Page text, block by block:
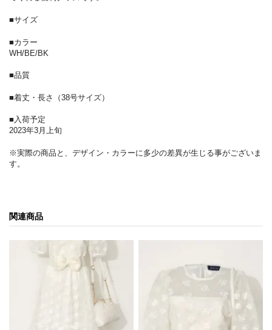
■サイズ
■カラー
WH/BE/BK
■品質
■着丈・長さ（38号サイズ）
■入荷予定
2023年3月上旬
※実際の商品と、デザイン・カラーに多少の差異が生じる事がございま
す。
関連商品